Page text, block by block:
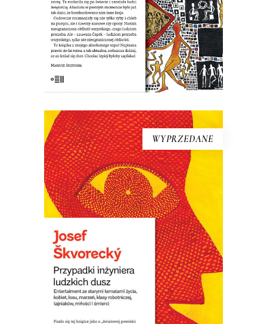
potrzeba wszystkiego, tylko nie […]
39.00zł 19.50zł
KSIĄŻKA DO KOSZYKA
WYPRZEDANE
[EBOOK] Josef Škvorecký –
PRZYPADKI INŻYNIERA
LUDZKICH DUSZ
Książka – laureatka Nagrody Literackiej
Europy Środkowej Angelus. Uważana za
jedną z najlepszych czeskich powieści.
W Czechach określono ją „powieścią o
światowych ambicjach”. Wydana w
wydawnictwie emigracyjnym w 1977
roku, w Czechach wyszła dopiero po
upadku komunizmu w roku 1992. […]